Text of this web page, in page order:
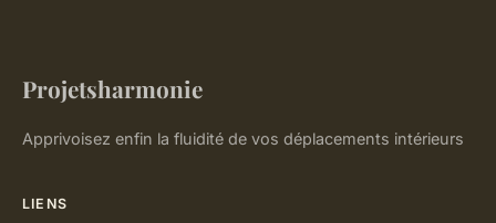
Projetsharmonie
Apprivoisez enfin la fluidité de vos déplacements intérieurs
LIENS